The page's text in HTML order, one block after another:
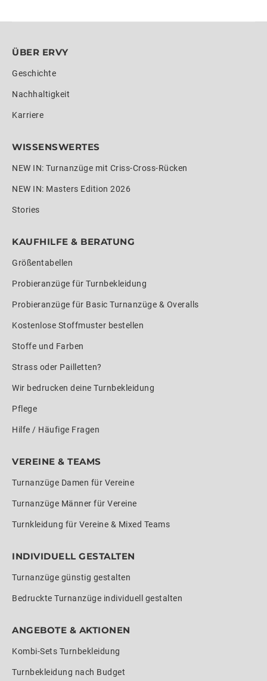
ÜBER ERVY
Geschichte
Nachhaltigkeit
Karriere
WISSENSWERTES
NEW IN: Turnanzüge mit Criss-Cross-Rücken
NEW IN: Masters Edition 2026
Stories
KAUFHILFE & BERATUNG
Größentabellen
Probieranzüge für Turnbekleidung
Probieranzüge für Basic Turnanzüge & Overalls
Kostenlose Stoffmuster bestellen
Stoffe und Farben
Strass oder Pailletten?
Wir bedrucken deine Turnbekleidung
Pflege
Hilfe / Häufige Fragen
VEREINE & TEAMS
Turnanzüge Damen für Vereine
Turnanzüge Männer für Vereine
Turnkleidung für Vereine & Mixed Teams
INDIVIDUELL GESTALTEN
Turnanzüge günstig gestalten
Bedruckte Turnanzüge individuell gestalten
ANGEBOTE & AKTIONEN
Kombi-Sets Turnbekleidung
Turnbekleidung nach Budget